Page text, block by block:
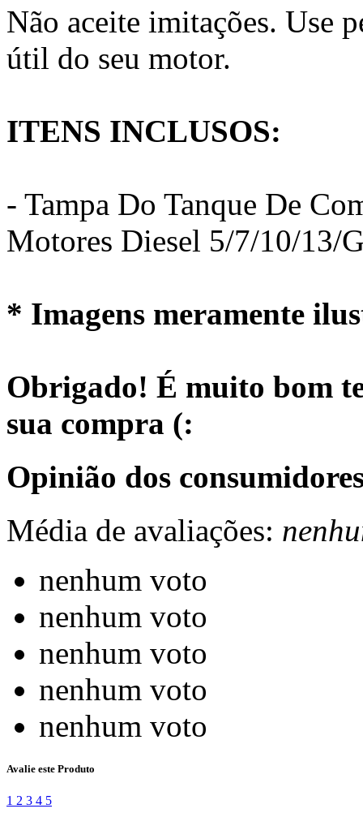
Não aceite imitações. Use
útil do seu motor.
ITENS INCLUSOS:
- Tampa Do Tanque De
Motores Diesel 5/7/10/13/
* Imagens meramente
Obrigado! É muito bom
sua compra (:
Opinião dos
Média de avaliações:
nenhum voto
nenhum voto
nenhum voto
nenhum voto
nenhum voto
Avalie este Produto
1 2 3 4 5